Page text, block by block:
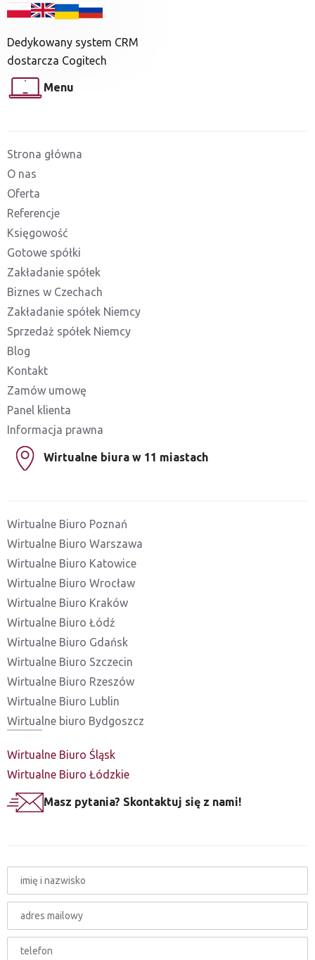
Dedykowany system CRM
dostarcza Cogitech
Menu
Strona główna
O nas
Oferta
Referencje
Księgowość
Gotowe spółki
Zakładanie spółek
Biznes w Czechach
Zakładanie spółek Niemcy
Sprzedaż spółek Niemcy
Blog
Kontakt
Zamów umowę
Panel klienta
Informacja prawna
Wirtualne biura w 11 miastach
Wirtualne Biuro Poznań
Wirtualne Biuro Warszawa
Wirtualne Biuro Katowice
Wirtualne Biuro Wrocław
Wirtualne Biuro Kraków
Wirtualne Biuro Łódź
Wirtualne Biuro Gdańsk
Wirtualne Biuro Szczecin
Wirtualne Biuro Rzeszów
Wirtualne Biuro Lublin
Wirtualne biuro Bydgoszcz
Wirtualne Biuro Śląsk
Wirtualne Biuro Łódzkie
Masz pytania? Skontaktuj się z nami!